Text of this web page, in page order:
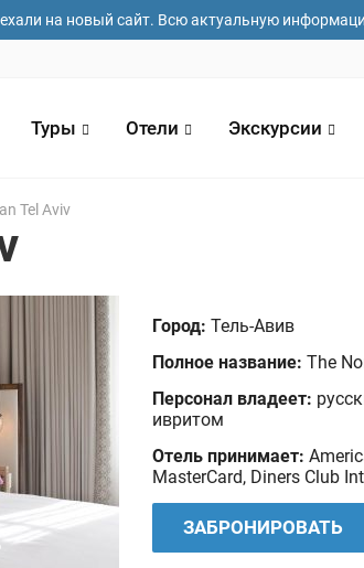
на новый сайт. Всю актуальную
Туры Отели Экскурсии
Tel Aviv
Город: Тель-Авив
Полное название: The
Персонал владеет:
ивритом
Отель принимает:
MasterCard, Diners Club
ЗАБРОНИРОВАТЬ
Дата отъезда